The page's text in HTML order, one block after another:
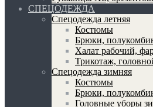
СПЕЦОДЕЖДА
Спецодежда летняя
Костюмы
Брюки,
Халат рабочий,
Трикотаж,
Спецодежда зимняя
Костюмы
Брюки,
Головные уборы